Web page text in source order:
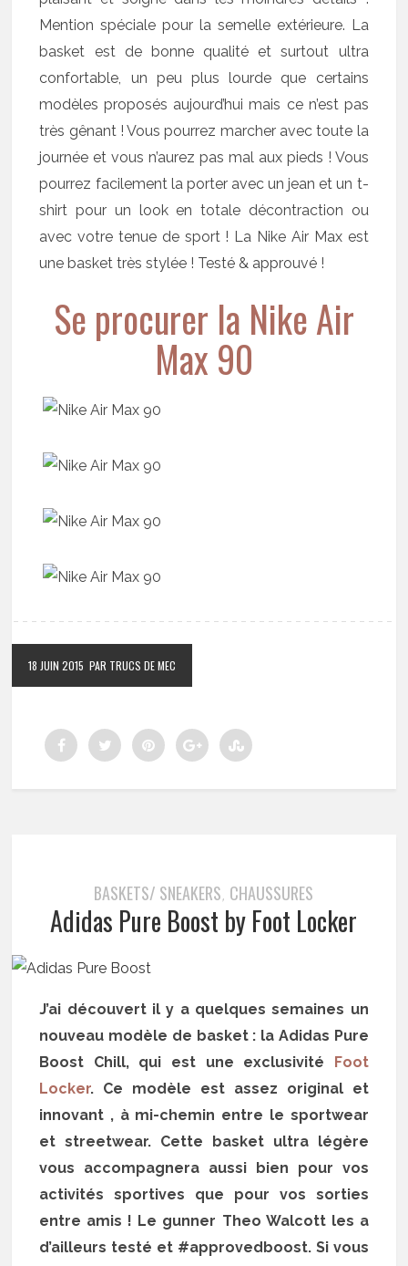
Mention spéciale pour la semelle extérieure. La
basket est de bonne qualité et surtout ultra
confortable, un peu plus lourde que certains
modèles proposés aujourd’hui mais ce n’est pas
très gênant ! Vous pourrez marcher avec toute la
journée et vous n’aurez pas mal aux pieds ! Vous
pourrez facilement la porter avec un jean et un t-
shirt pour un look en totale décontraction ou
avec votre tenue de sport ! La Nike Air Max est
une basket très stylée ! Testé & approuvé !
Se procurer la Nike Air
Max 90
18 JUIN 2015 PAR TRUCS DE MEC
BASKETS/ SNEAKERS, CHAUSSURES
Adidas Pure Boost by Foot Locker
J’ai découvert il y a quelques semaines un
nouveau modèle de basket : la Adidas Pure
Boost Chill, qui est une exclusivité
Foot
Locker. Ce modèle est assez original et
innovant , à mi-chemin entre le sportwear
et streetwear. Cette basket ultra légère
vous accompagnera aussi bien pour vos
activités sportives que pour vos sorties
entre amis ! Le gunner Theo Walcott les a
d’ailleurs testé et #approvedboost. Si vous